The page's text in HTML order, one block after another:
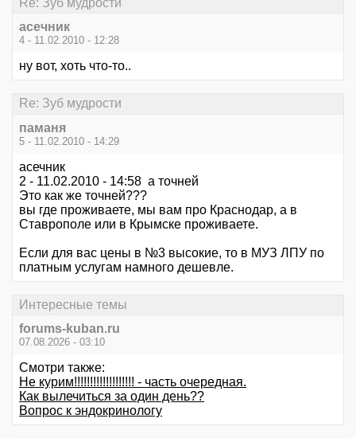
Re: Зуб мудрости
асечник
4 - 11.02.2010 - 12:28
ну вот, хоть что-то..
Re: Зуб мудрости
паманя
5 - 11.02.2010 - 14:29
асечник
2 - 11.02.2010 - 14:58 а точней
Это как же точней???
вы где проживаете, мы вам про Краснодар, а в
Ставрополе или в Крымске проживаете.
Если для вас цены в №3 высокие, то в МУЗ ЛПУ по
платным услугам намного дешевле.
Интересные темы
forums-kuban.ru
07.08.2026 - 03:10
Смотри также:
Не курим!!!!!!!!!!!!!!!!!!! - часть очередная.
Как вылечиться за один день??
Вопрос к эндокринологу